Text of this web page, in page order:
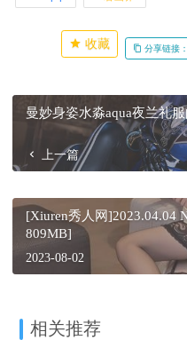
收藏 分享链接
曼妙身姿水淼aqua夜兰礼
上一篇
[Xiuren秀人网]2023.04.04
809MB]
2023-08-02
相关推荐